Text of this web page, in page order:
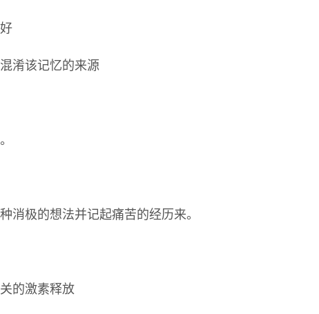
淆该记忆的来源
消极的想法并记起痛苦的经历来。
的激素释放